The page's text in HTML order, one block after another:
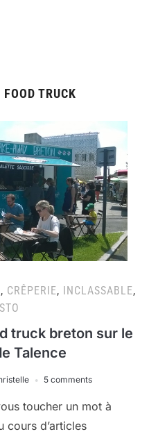
FOOD TRUCK
, CRÊPERIE, INCLASSABLE,
truck breton sur le
Talence
5 comments
toucher un mot à
d’articles